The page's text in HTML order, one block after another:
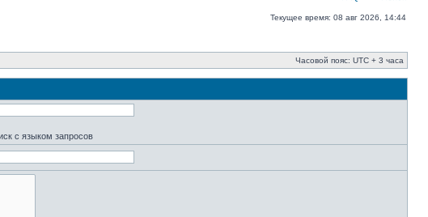
Текущее время: 08 авг 2026, 14:44
Часовой пояс: UTC + 3 часа
с языком запросов